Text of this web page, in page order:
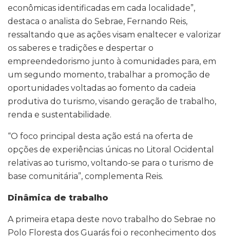
econômicas identificadas em cada localidade”,
destaca o analista do Sebrae, Fernando Reis,
ressaltando que as ações visam enaltecer e valorizar
os saberes e tradições e despertar o
empreendedorismo junto à comunidades para, em
um segundo momento, trabalhar a promoção de
oportunidades voltadas ao fomento da cadeia
produtiva do turismo, visando geração de trabalho,
renda e sustentabilidade.
“O foco principal desta ação está na oferta de
opções de experiências únicas no Litoral Ocidental
relativas ao turismo, voltando-se para o turismo de
base comunitária”, complementa Reis.
Dinâmica de trabalho
A primeira etapa deste novo trabalho do Sebrae no
Polo Floresta dos Guarás foi o reconhecimento dos